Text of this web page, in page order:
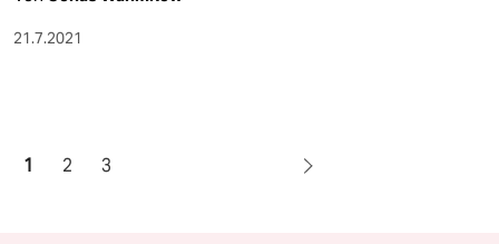
21.7.2021
1 2 3